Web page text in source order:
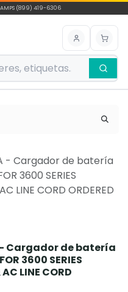
(899) 419-6306
- Cargador de batería
3600 SERIES
LINE CORD ORDERED
- Cargador de batería
3600 SERIES
LINE CORD